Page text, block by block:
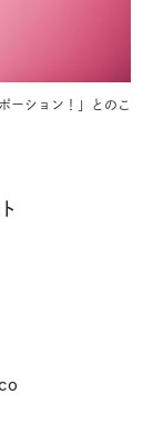
ーション！」とのこ